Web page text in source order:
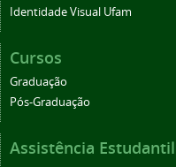
Identidade Visual Ufam
Cursos
Graduação
Pós-Graduação
Assistência Estudantil